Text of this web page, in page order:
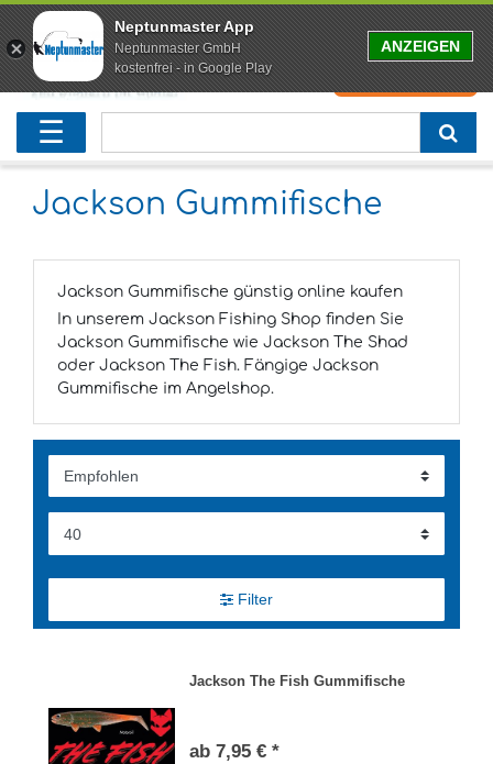
0 0,00 EUR
☰
Jackson Gummifische
Jackson Gummifische günstig online kaufen
In unserem Jackson Fishing Shop finden Sie
Jackson Gummifische wie Jackson The Shad
oder Jackson The Fish. Fängige Jackson
Gummifische im Angelshop.
Filter
Jackson The Fish Gummifische
ab 7,95 € *
Neu eingetroffen
Angelset
Geschenke für Angler
Karpfenruten
Freilaufrollen
Karpfenmontagen
Karpfenliege
Abhakmatte
weitere
Raubfischrute
Köderfischrute
Köderfischsenke
Raubfischkescher
weitere
Forellenruten
Forellenposen
Forellenköder
Wallerruten
Wallerrolle
Wallerköder
weitere
Meeresruten
Meeresrollen
Meerforellenköder
weitere
Matchruten
Feederrollen
Futterkorb
Trollingruten
Bootsrutenhalter
weitere
FOX
Westin Fishing
Zeck Fishing
Black Cat
weitere
Neptunmaster App
Neptunmaster GmbH
kostenfrei - in Google Play
ANZEIGEN